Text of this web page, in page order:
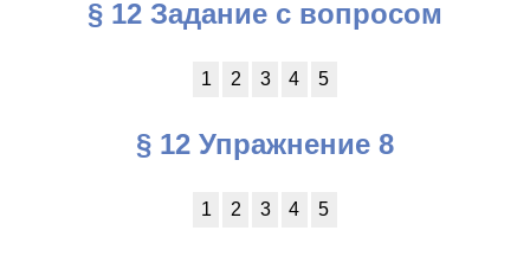
§ 12 Задание с вопросом
1 2 3 4 5
§ 12 Упражнение 8
1 2 3 4 5